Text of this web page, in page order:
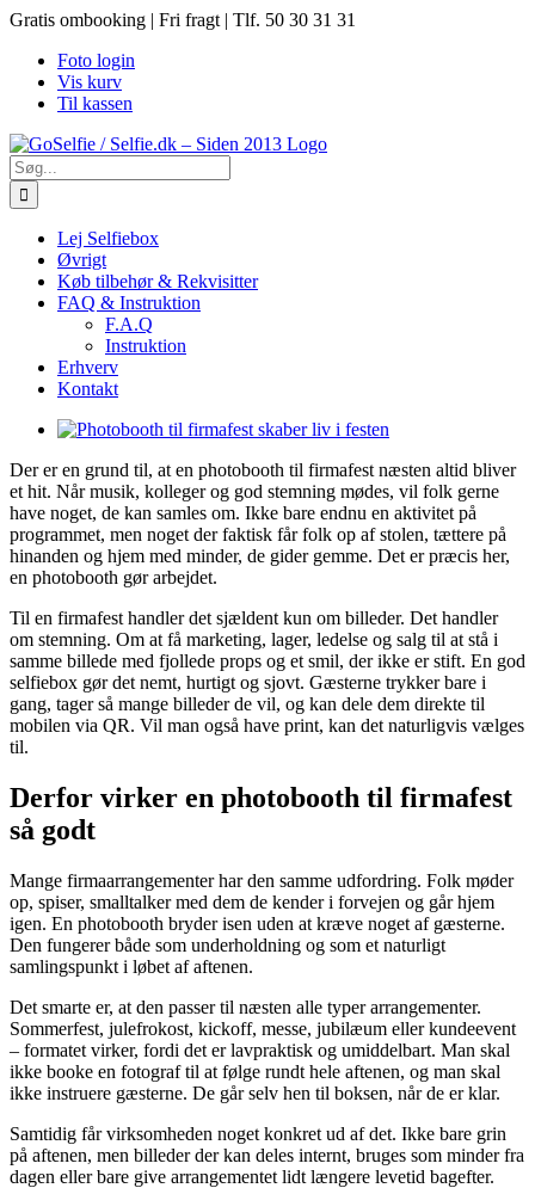
Skip
content
Gratis ombooking | Fri fragt | Tlf. 50 30 31 31
Foto login
Vis kurv
Til kassen
Søg
efter:
Lej Selfiebox
Øvrigt
Køb tilbehør & Rekvisitter
FAQ & Instruktion
F.A.Q
Instruktion
Erhverv
Kontakt
View
Image
Der er en grund til, at en photobooth til firmafest næsten altid bliver
et hit. Når musik, kolleger og god stemning mødes, vil folk gerne
have noget, de kan samles om. Ikke bare endnu en aktivitet på
programmet, men noget der faktisk får folk op af stolen, tættere på
hinanden og hjem med minder, de gider gemme. Det er præcis her,
en photobooth gør arbejdet.
Til en firmafest handler det sjældent kun om billeder. Det handler
om stemning. Om at få marketing, lager, ledelse og salg til at stå i
samme billede med fjollede props og et smil, der ikke er stift. En god
selfiebox gør det nemt, hurtigt og sjovt. Gæsterne trykker bare i
gang, tager så mange billeder de vil, og kan dele dem direkte til
mobilen via QR. Vil man også have print, kan det naturligvis vælges
til.
Derfor virker en photobooth til firmafest
så godt
Mange firmaarrangementer har den samme udfordring. Folk møder
op, spiser, smalltalker med dem de kender i forvejen og går hjem
igen. En photobooth bryder isen uden at kræve noget af gæsterne.
Den fungerer både som underholdning og som et naturligt
samlingspunkt i løbet af aftenen.
Det smarte er, at den passer til næsten alle typer arrangementer.
Sommerfest, julefrokost, kickoff, messe, jubilæum eller kundeevent
– formatet virker, fordi det er lavpraktisk og umiddelbart. Man skal
ikke booke en fotograf til at følge rundt hele aftenen, og man skal
ikke instruere gæsterne. De går selv hen til boksen, når de er klar.
Samtidig får virksomheden noget konkret ud af det. Ikke bare grin
på aftenen, men billeder der kan deles internt, bruges som minder fra
dagen eller bare give arrangementet lidt længere levetid bagefter.